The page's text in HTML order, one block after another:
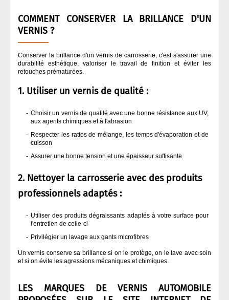
COMMENT CONSERVER LA BRILLANCE D'UN
VERNIS ?
Conserver la brillance d'un vernis de carrosserie, c'est s'assurer une
durabilité esthétique, valoriser le travail de finition et éviter les
retouches prématurées.
1. Utiliser un vernis de qualité :
Choisir un vernis de qualité avec une bonne résistance aux UV,
aux agents chimiques et à l'abrasion
Respecter les ratios de mélange, les temps d'évaporation et de
cuisson
Assurer une bonne tension et une épaisseur suffisante
2. Nettoyer la carrosserie avec des produits
professionnels adaptés :
Utiliser des produits dégraissants adaptés à votre surface pour
l'entretien de celle-ci
Privilégier un lavage aux gants microfibres
Un vernis conserve sa brillance si on le protège, on le lave avec soin
et si on évite les agressions mécaniques et chimiques.
LES MARQUES DE VERNIS AUTOMOBILE